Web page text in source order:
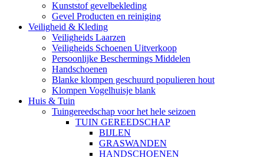
Kunststof gevelbekleding
Gevel Producten en reiniging
Veiligheid & Kleding
Veiligheids Laarzen
Veiligheids Schoenen Uitverkoop
Persoonlijke Beschermings Middelen
Handschoenen
Blanke klompen geschuurd populieren hout
Klompen Vogelhuisje blank
Huis & Tuin
Tuingereedschap voor het hele seizoen
TUIN GEREEDSCHAP
BIJLEN
GRASWANDEN
HANDSCHOENEN